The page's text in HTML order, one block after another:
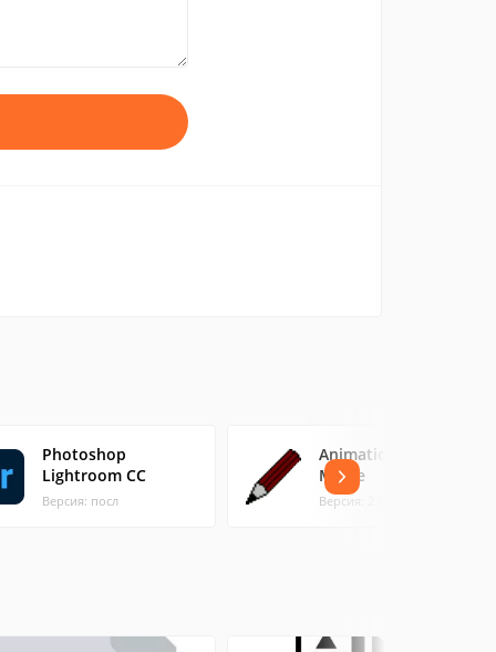
Photoshop
Lightroom CC
Версия: посл
Animation from
Movie
Версия: 2.0 (4.36 МБ)